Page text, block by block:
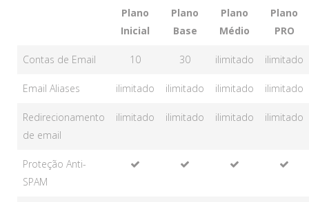
Plano
Inicial
Plano
Base
Plano
Médio
Plano
PRO
Contas de Email 10 30 ilimitado ilimitado
Email Aliases ilimitado ilimitado ilimitado ilimitado
Redirecionamento
de email
ilimitado ilimitado ilimitado ilimitado
Proteção Anti-
SPAM